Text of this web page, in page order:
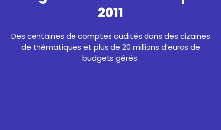
2011
Des centaines de comptes audités dans des dizaines
de thématiques et plus de 20 millions d’euros de
budgets gérés.